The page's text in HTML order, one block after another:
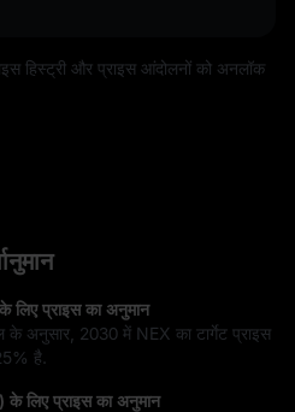
हिस्ट्री और प्राइस आंदोलनों को अनलॉक
प्राइस का अनुमान
के अनुसार, 2030 में NEX का टार्गेट प्राइस
है.
लिए प्राइस का अनुमान